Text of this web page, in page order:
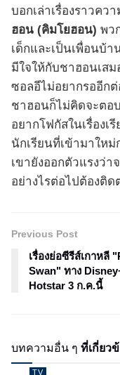
บอกเล่าเรื่องราวคว
ฮอน (คิมโยฮอน) พว
เด็กและเป็นเพื่อนบ้
มีใจให้กับชาฮอนเส
ซอลอีไม่อยากรออีก
ชาฮอนก็ไม่คิดจะตอ
อยากโฟกัสในเรื่องเ
นักเรียนที่เข้ามาให
เขายังออกตัวแรงว่า
อย่างไรต่อไปต้องติด
Previous Post
เรื่องย่อซีรีส์เกาหลี
Swan" ทาง
Hotstar 3 ก.ค.นี้
บทความอื่น ๆ ที่เกี่ยว
TV